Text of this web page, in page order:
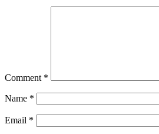
Comment *
Name *
Email *